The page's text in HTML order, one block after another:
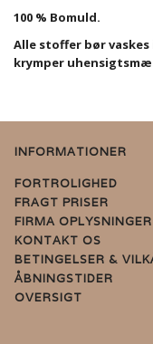
100 % Bomuld.
Alle stoffer bør
krymper
INFORMATIONER
FORTROLIGHED
FRAGT PRISER
FIRMA OPLYSNINGER
KONTAKT OS
BETINGELSER &
ÅBNINGSTIDER
OVERSIGT